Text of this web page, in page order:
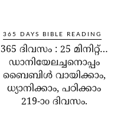
365 DAYS BIBLE READING
365 ദിവസം : 25 മിനിറ്റ്…
ഡാനിയേലച്ചനൊപ്പം
ബൈബിൾ വായിക്കാം,
ധ്യാനിക്കാം, പഠിക്കാം
219-ാo ദിവസം.